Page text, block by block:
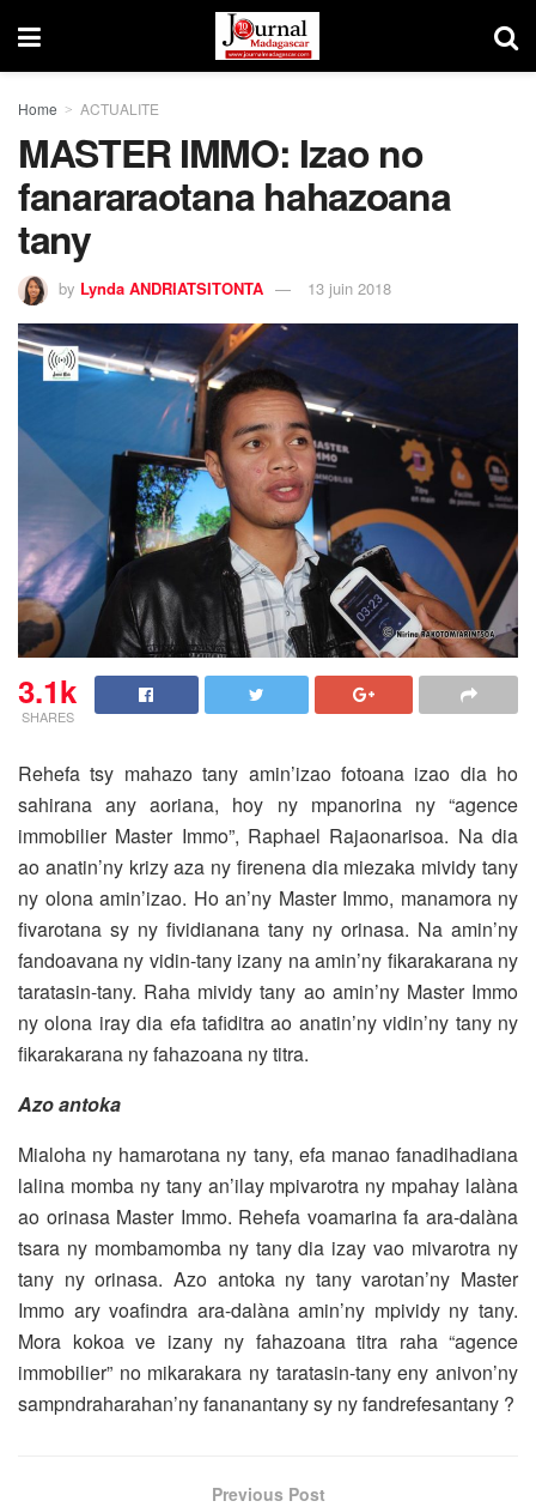
Home ACTUALITE
MASTER IMMO: Izao no
fanararaotana hahazoana
tany
by Lynda ANDRIATSITONTA 13 juin 2018
3.1k
SHARES
Rehefa tsy mahazo tany amin’izao fotoana izao dia ho
sahirana any aoriana, hoy ny mpanorina ny “agence
immobilier Master Immo”, Raphael Rajaonarisoa. Na dia
ao anatin’ny krizy aza ny firenena dia miezaka mividy tany
ny olona amin’izao. Ho an’ny Master Immo, manamora ny
fivarotana sy ny fividianana tany ny orinasa. Na amin’ny
fandoavana ny vidin-tany izany na amin’ny fikarakarana ny
taratasin-tany. Raha mividy tany ao amin’ny Master Immo
ny olona iray dia efa tafiditra ao anatin’ny vidin’ny tany ny
fikarakarana ny fahazoana ny titra.
Azo antoka
Mialoha ny hamarotana ny tany, efa manao fanadihadiana
lalina momba ny tany an’ilay mpivarotra ny mpahay lalàna
ao orinasa Master Immo. Rehefa voamarina fa ara-dalàna
tsara ny mombamomba ny tany dia izay vao mivarotra ny
tany ny orinasa. Azo antoka ny tany varotan’ny Master
Immo ary voafindra ara-dalàna amin’ny mpividy ny tany.
Mora kokoa ve izany ny fahazoana titra raha “agence
immobilier” no mikarakara ny taratasin-tany eny anivon’ny
sampndraharahan’ny fananantany sy ny fandrefesantany ?
Previous Post